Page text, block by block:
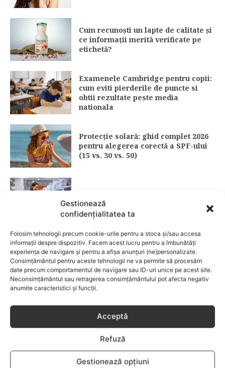
Gestionează
confidențialitatea ta
Folosim tehnologii precum cookie-urile pentru a stoca și/sau accesa
informații despre dispozitiv. Facem acest lucru pentru a îmbunătăți
experiența de navigare și pentru a afișa anunțuri (ne)personalizate.
Consimțământul pentru aceste tehnologii ne va permite să procesăm
date precum comportamentul de navigare sau ID-uri unice pe acest site.
Neconsimțământul sau retragerea consimțământului pot afecta negativ
anumite caracteristici și funcții.
Acceptă
Refuză
Gestionează opțiuni
Cum recunoști un lapte de calitate și
ce informații merită verificate pe
etichetă?
Examenele Cambridge pentru copii:
cum eviti pierderile de puncte si
obtii rezultate peste media
nationala
Protecție solară: ghid complet 2026
pentru alegerea corectă a SPF-ului
(15 vs. 30 vs. 50)
șamponul perfect pentru copilul tău
EVENIMENTE
LIFESTYLE
714
COPII
634
FAMILIA
COMUNICAT
521
DEZVOLTAREA COPILULUI
379